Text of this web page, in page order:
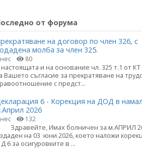
от форума
на договор по член 326, с
молба за член 325.
80
настоящата и на основание чл. 325 т.1 от
Вашето съгласие за прекратяване на
с предст...
6 - Корекция на ДОД в
2026
132
Здравейте, Имах болничен за м.АПРИЛ
на 03 юни 2026, което наложи
6 за осигуровките в ...